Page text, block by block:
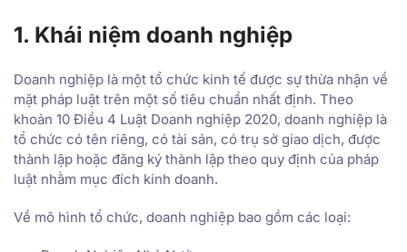
1. Khái niệm doanh nghiệp
Doanh nghiệp là một tổ chức kinh tế được sự thừa nhận về
mặt pháp luật trên một số tiêu chuẩn nhất định. Theo
khoản 10 Điều 4 Luật Doanh nghiệp 2020, doanh nghiệp là
tổ chức có tên riêng, có tài sản, có trụ sở giao dịch, được
thành lập hoặc đăng ký thành lập theo quy định của pháp
luật nhằm mục đích kinh doanh.
Về mô hình tổ chức, doanh nghiệp bao gồm các loại: